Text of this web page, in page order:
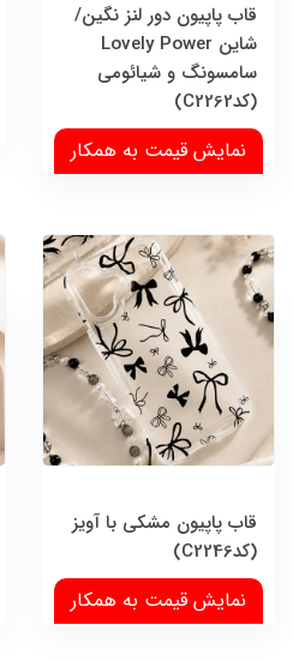
قاب پاپیون دور لنز نگین/
شاین Lovely Power
سامسونگ و شیائومی
(کدC2262)
نمایش قیمت به همکار
قاب پاپیون مشکی با آویز
(کدC2246)
نمایش قیمت به همکار